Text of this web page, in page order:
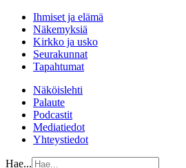
Ihmiset ja elämä
Näkemyksiä
Kirkko ja usko
Seurakunnat
Tapahtumat
Näköislehti
Palaute
Podcastit
Mediatiedot
Yhteystiedot
Hae...